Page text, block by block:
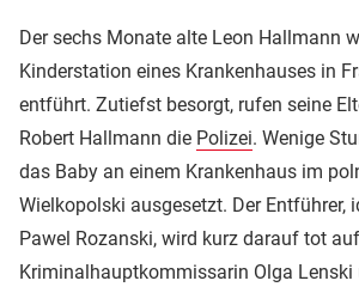
Der sechs Monate alte Leon Hallmann
Kinderstation eines Krankenhauses in
entführt. Zutiefst besorgt, rufen seine
Robert Hallmann die Polizei. Wenige
das Baby an einem Krankenhaus im
Wielkopolski ausgesetzt. Der Entführer,
Pawel Rozanski, wird kurz darauf tot
Kriminalhauptkommissarin Olga Lenski